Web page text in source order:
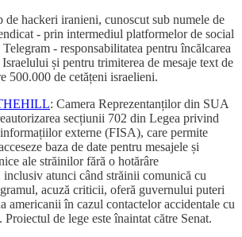
de hackeri iranieni, cunoscut sub numele de
- prin intermediul platformelor de social
- responsabilitatea pentru încălcarea
și pentru trimiterea de mesaje text de
500.000 de cetățeni israelieni.
: Camera Reprezentanților din SUA
secțiunii 702 din Legea privind
externe (FISA), care permite
baza de date pentru mesajele și
ale străinilor fără o hotărâre
inclusiv atunci când străinii comunică cu
acuză criticii, oferă guvernului puteri
americanii în cazul contactelor accidentale cu
Proiectul de lege este înaintat către Senat.